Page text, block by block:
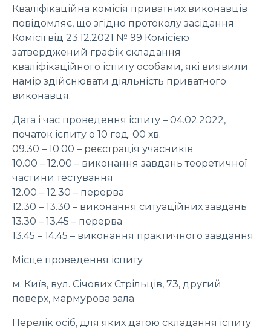
Кваліфікаційна комісія приватних виконавців
повідомляє, що згідно протоколу засідання
Комісії від 23.12.2021 № 99 Комісією
затверджений графік складання
кваліфікаційного іспиту особами, які виявили
намір здійснювати діяльність приватного
виконавця.
Дата і час проведення іспиту – 04.02.2022,
початок іспиту о 10 год. 00 хв.
09.30 – 10.00 – реєстрація учасників
10.00 – 12.00 – виконання завдань теоретичної
частини тестування
12.00 – 12.30 – перерва
12.30 – 13.30 – виконання ситуаційних завдань
13.30 – 13.45 – перерва
13.45 – 14.45 – виконання практичного завдання
Місце проведення іспиту
м. Київ, вул. Січових Стрільців, 73, другий
поверх, мармурова зала
Перелік осіб, для яких датою складання іспиту